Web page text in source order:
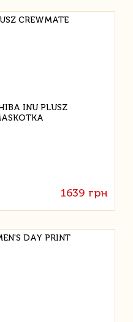
CREWMATE
1639 грн
DAY PRINT